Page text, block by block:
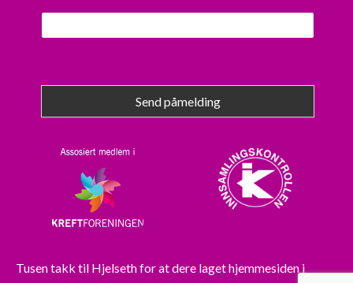
Send påmelding
Tusen takk til Hjelsethfor at dere laget hjemmesiden i